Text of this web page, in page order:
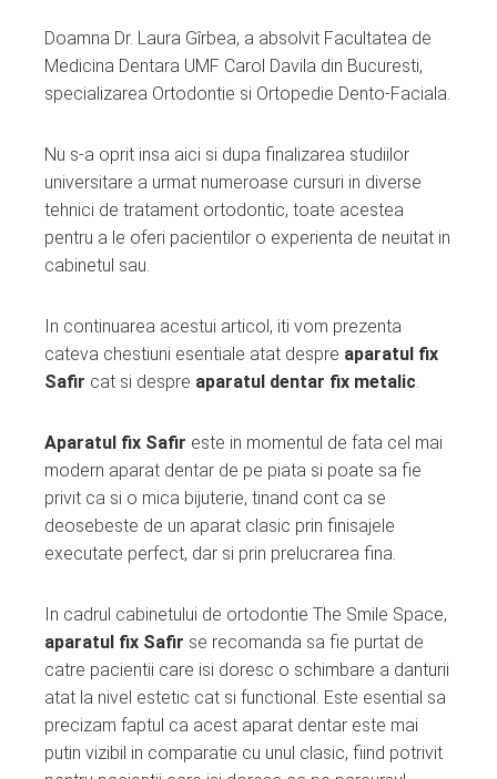
Doamna Dr. Laura Gîrbea, a absolvit Facultatea de
Medicina Dentara UMF Carol Davila din Bucuresti,
specializarea Ortodontie si Ortopedie Dento-Faciala.
Nu s-a oprit insa aici si dupa finalizarea studiilor
universitare a urmat numeroase cursuri in diverse
tehnici de tratament ortodontic, toate acestea
pentru a le oferi pacientilor o experienta de neuitat in
cabinetul sau.
In continuarea acestui articol, iti vom prezenta
cateva chestiuni esentiale atat despre aparatul fix
Safir cat si despre aparatul dentar fix metalic.
Aparatul fix Safir este in momentul de fata cel mai
modern aparat dentar de pe piata si poate sa fie
privit ca si o mica bijuterie, tinand cont ca se
deosebeste de un aparat clasic prin finisajele
executate perfect, dar si prin prelucrarea fina.
In cadrul cabinetului de ortodontie The Smile Space,
aparatul fix Safir se recomanda sa fie purtat de
catre pacientii care isi doresc o schimbare a danturii
atat la nivel estetic cat si functional. Este esential sa
precizam faptul ca acest aparat dentar este mai
putin vizibil in comparatie cu unul clasic, fiind potrivit